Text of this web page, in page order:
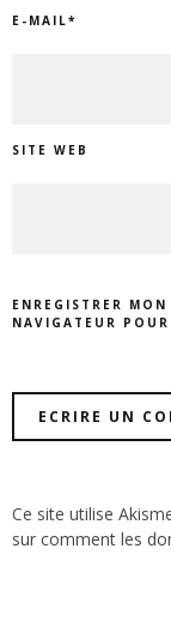
E-MAIL*
SITE WEB
ENREGISTRER
NAVIGATEUR
Ce site utilise
sur comment les